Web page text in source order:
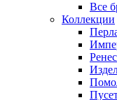
Все
Коллекции